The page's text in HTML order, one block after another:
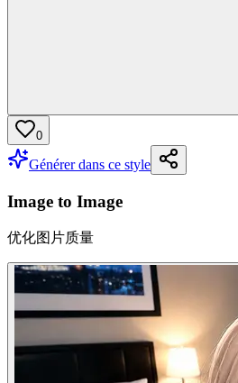
0
Générer dans ce style
Image to Image
优化图片质量